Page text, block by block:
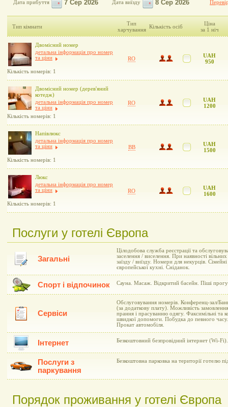
Дата прибуття Дата виїзду
Тип кімнати
Тип
харчування Кількість осіб
Ціна
за 1 ніч
Двомісний номер
детальна інформація про номер
та ціни
Кількість номерів: 1
RO
UAH
950
Двомісний номер (дерев'яний
котедж)
детальна інформація про номер
та ціни
Кількість номерів: 1
RO
UAH
1200
Напівлюкс
детальна інформація про номер
та ціни
Кількість номерів: 1
BB
UAH
1500
Люкс
детальна інформація про номер
та ціни
Кількість номерів: 1
RO
UAH
1600
Послуги у готелі Європа
Загальні
Цілодобова служба реєстрації та
заселення / виселення. При наявності
заїзду / виїзду. Номери для некурців.
європейської кухні. Сніданок.
Спорт і відпочинок Сауна. Масаж. Відкритий басейн. Піші
Сервіси
Обслуговування номерів. Конференц-зал/
(за додаткову плату). Можливість
прання і прасуванню одягу. Факсимільні та
швидкої допомоги. Побудка до певного
Прокат автомобіля.
Інтернет Безкоштовний безпровідний інтернет (Wi-Fi).
Послуги з
паркування
Безкоштовна парковка на території готелю
Порядок проживання у готелі Європа